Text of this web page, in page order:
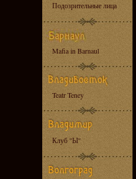
Подозрительные лица
Mafia in Barnaul
Teatr Teney
Клуб "Ы"